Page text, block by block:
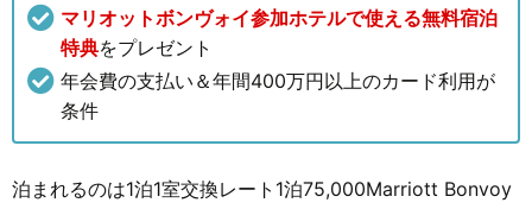
マリオットボンヴォイ参加ホテルで使える無料宿泊
特典をプレゼント
年会費の支払い＆年間400万円以上のカード利用が
条件
泊まれるのは1泊1室交換レート1泊75,000Marriott Bonvoy